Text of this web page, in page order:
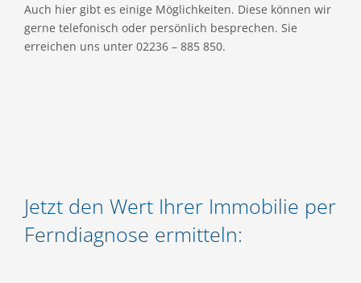
Auch hier gibt es einige Möglichkeiten. Diese können wir
gerne telefonisch oder persönlich besprechen. Sie
erreichen uns unter 02236 – 885 850.
Jetzt den Wert Ihrer Immobilie per
Ferndiagnose ermitteln: